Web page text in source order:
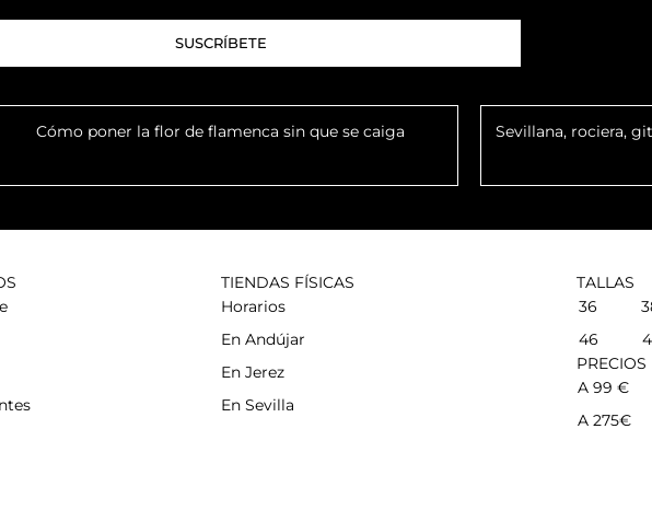
Cómo poner la flor de flamenca sin que se caiga
Sevillana, rociera,
TIENDAS FÍSICAS
Horarios
En Andújar
En Jerez
En Sevilla
TALLAS
36
46
PRECIOS
A 99 €
A 275€